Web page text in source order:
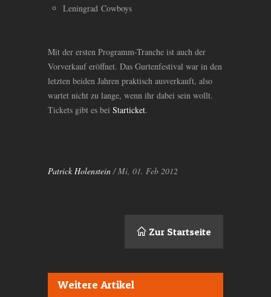
Leningrad Cowboys
Mit der ersten Programm-Tranche ist auch der
Vorverkauf eröffnet. Das Gurtenfestival war in den
letzten beiden Jahren praktisch ausverkauft, also
wartet nicht zu lange, wenn ihr dabei sein wollt.
Tickets gibt es bei Starticket.
Patrick Holenstein / Mi, 01. Feb 2012
Zur Startseite
Weitere Artikel